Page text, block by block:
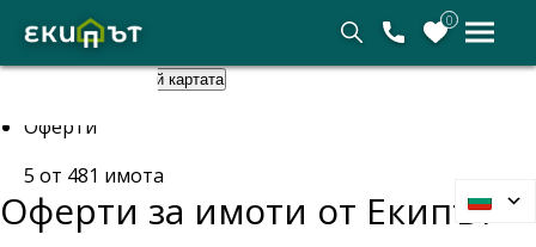
0
Скрий картата
Оферти
5 от 481 имота
Оферти за имоти от Екипът